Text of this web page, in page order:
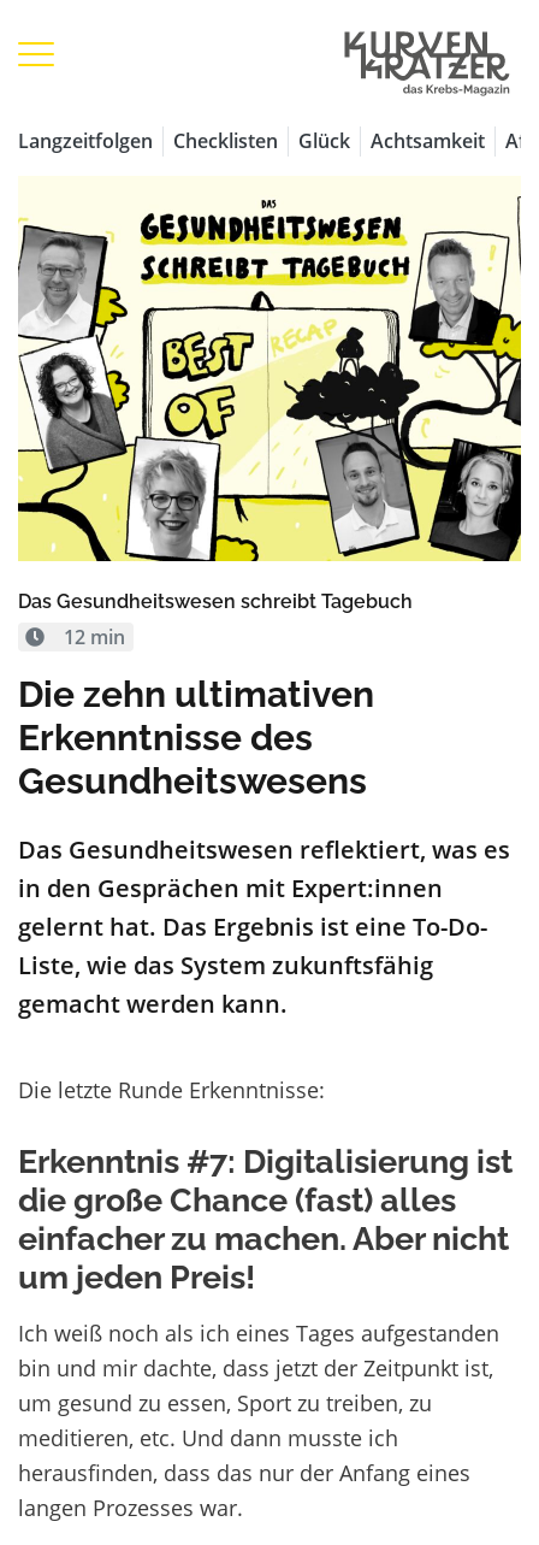
Langzeitfolgen Checklisten Glück Achtsamkeit
Das Gesundheitswesen schreibt Tagebuch
12 min
Die zehn ultimativen
Erkenntnisse des
Gesundheitswesens
Das Gesundheitswesen reflektiert, was es
in den Gesprächen mit Expert:innen
gelernt hat. Das Ergebnis ist eine To-Do-
Liste, wie das System zukunftsfähig
gemacht werden kann.
Die letzte Runde Erkenntnisse:
Erkenntnis #7: Digitalisierung ist
die große Chance (fast) alles
einfacher zu machen. Aber nicht
um jeden Preis!
Ich weiß noch als ich eines Tages aufgestanden
bin und mir dachte, dass jetzt der Zeitpunkt ist,
um gesund zu essen, Sport zu treiben, zu
meditieren, etc. Und dann musste ich
herausfinden, dass das nur der Anfang eines
langen Prozesses war.